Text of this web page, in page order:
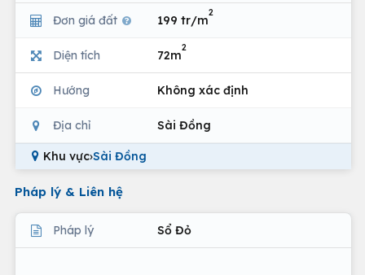
Đơn giá đất 199 tr/m
2
Diện tích 72m
2
Hướng Không xác định
Địa chỉ Sài Đồng
Khu vực›Sài Đồng
Pháp lý & Liên hệ
Pháp lý Sổ Đỏ